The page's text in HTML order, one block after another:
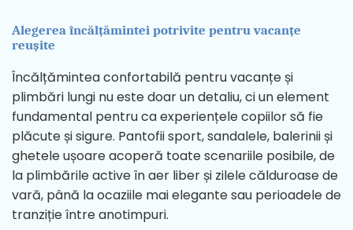
Alegerea încălțămintei potrivite pentru vacanțe
reușite
Încălțămintea confortabilă pentru vacanțe și
plimbări lungi nu este doar un detaliu, ci un element
fundamental pentru ca experiențele copiilor să fie
plăcute și sigure. Pantofii sport, sandalele, balerinii și
ghetele ușoare acoperă toate scenariile posibile, de
la plimbările active în aer liber și zilele călduroase de
vară, până la ocaziile mai elegante sau perioadele de
tranziție între anotimpuri.